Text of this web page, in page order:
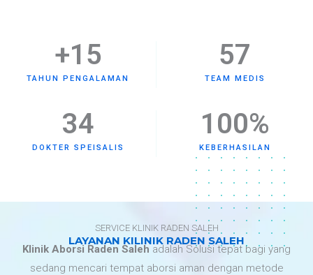
TAHUN PENGALAMAN
+15
TEAM MEDIS
57
DOKTER SPEISALIS
34
KEBERHASILAN
100%
SERVICE KLINIK RADEN SALEH
LAYANAN KILINIK RADEN SALEH
Klinik Aborsi Raden Saleh adalah Solusi tepat bagi yang
sedang mencari tempat aborsi aman dengan metode